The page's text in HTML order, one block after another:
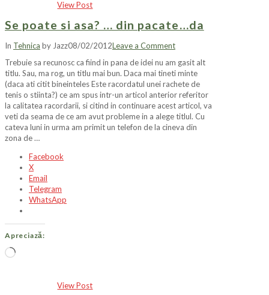
View Post
Se poate si asa? … din pacate…da
In Tehnica by Jazz08/02/2012Leave a Comment
Trebuie sa recunosc ca fiind in pana de idei nu am gasit alt
titlu. Sau, ma rog, un titlu mai bun. Daca mai tineti minte
(daca ati citit bineinteles Este racordatul unei rachete de
tenis o stiinta?) ce am spus intr-un articol anterior referitor
la calitatea racordarii, si citind in continuare acest articol, va
veti da seama de ce am avut probleme in a alege titlul. Cu
cateva luni in urma am primit un telefon de la cineva din
zona de …
Facebook
X
Email
Telegram
WhatsApp
Apreciază:
Încarc...
View Post